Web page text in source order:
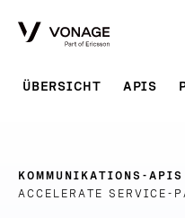
ÜBERSICHT APIS
KOMMUNIKATIONS-APIS
ACCELERATE SERVICE-